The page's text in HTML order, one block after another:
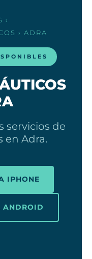
›
› ADRA
servicios de
en Adra.
IPHONE
ANDROID